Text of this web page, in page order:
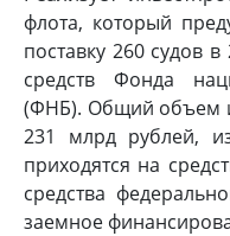
флота, который
поставку 260 судов
средств Фонда
(ФНБ). Общий объем
231 млрд рублей,
приходятся на
средства
заемное